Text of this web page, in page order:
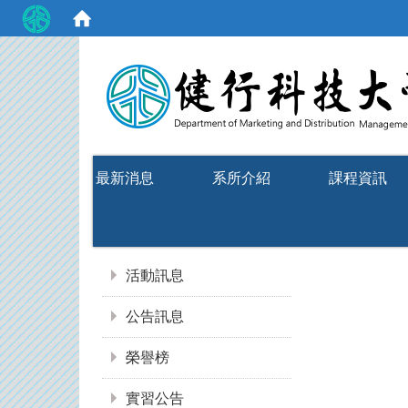
最新消息 系所介紹 課程資訊
活動訊息
公告訊息
榮譽榜
實習公告